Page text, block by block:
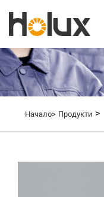
Начало> Продукти >